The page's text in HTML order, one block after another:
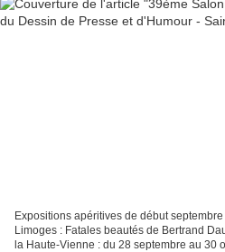
Expositions apéritives de début
Limoges : Fatales beautés de Bertrand
la Haute-Vienne : du 28 septembre au 30